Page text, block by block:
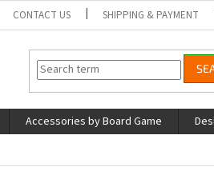
CONTACT US SHIPPING & PAYMENT
Accessories by Board Game